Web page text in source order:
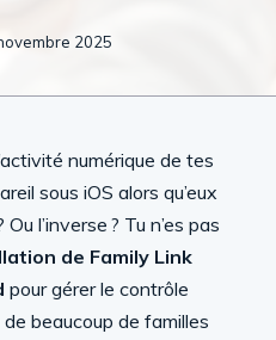
2025
numérique de tes
sous iOS alors qu’eux
l’inverse ? Tu n’es pas
de Family Link
pour gérer le contrôle
beaucoup de familles